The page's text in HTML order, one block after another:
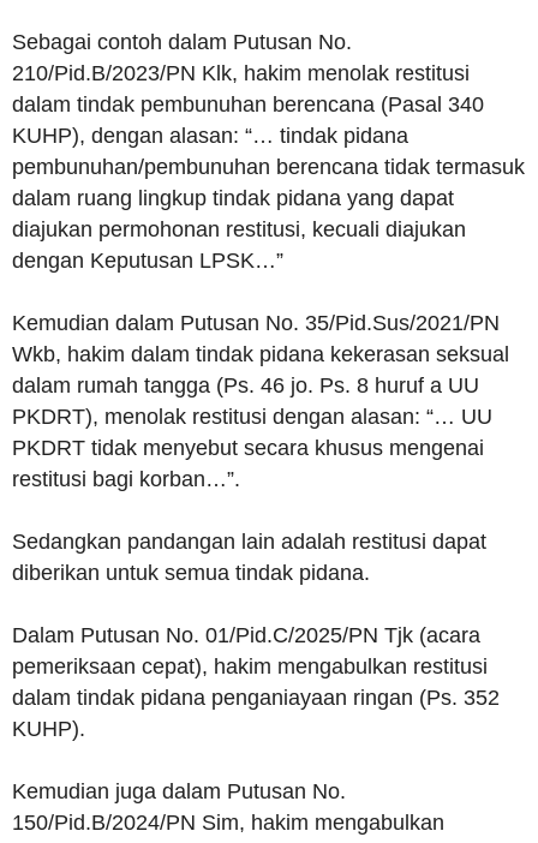
Sebagai contoh dalam Putusan No.
210/Pid.B/2023/PN Klk, hakim menolak restitusi
dalam tindak pembunuhan berencana (Pasal 340
KUHP), dengan alasan: “… tindak pidana
pembunuhan/pembunuhan berencana tidak termasuk
dalam ruang lingkup tindak pidana yang dapat
diajukan permohonan restitusi, kecuali diajukan
dengan Keputusan LPSK…”
Kemudian dalam Putusan No. 35/Pid.Sus/2021/PN
Wkb, hakim dalam tindak pidana kekerasan seksual
dalam rumah tangga (Ps. 46 jo. Ps. 8 huruf a UU
PKDRT), menolak restitusi dengan alasan: “… UU
PKDRT tidak menyebut secara khusus mengenai
restitusi bagi korban…”.
Sedangkan pandangan lain adalah restitusi dapat
diberikan untuk semua tindak pidana.
Dalam Putusan No. 01/Pid.C/2025/PN Tjk (acara
pemeriksaan cepat), hakim mengabulkan restitusi
dalam tindak pidana penganiayaan ringan (Ps. 352
KUHP).
Kemudian juga dalam Putusan No.
150/Pid.B/2024/PN Sim, hakim mengabulkan